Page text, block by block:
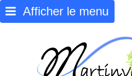
Afficher le menu